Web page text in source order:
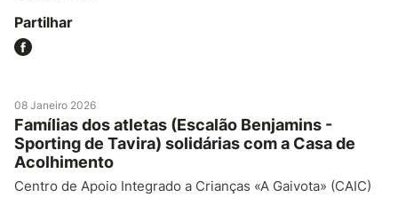
Partilhar
08 Janeiro 2026
Famílias dos atletas (Escalão Benjamins -
Sporting de Tavira) solidárias com a Casa de
Acolhimento
Centro de Apoio Integrado a Crianças «A Gaivota» (CAIC)